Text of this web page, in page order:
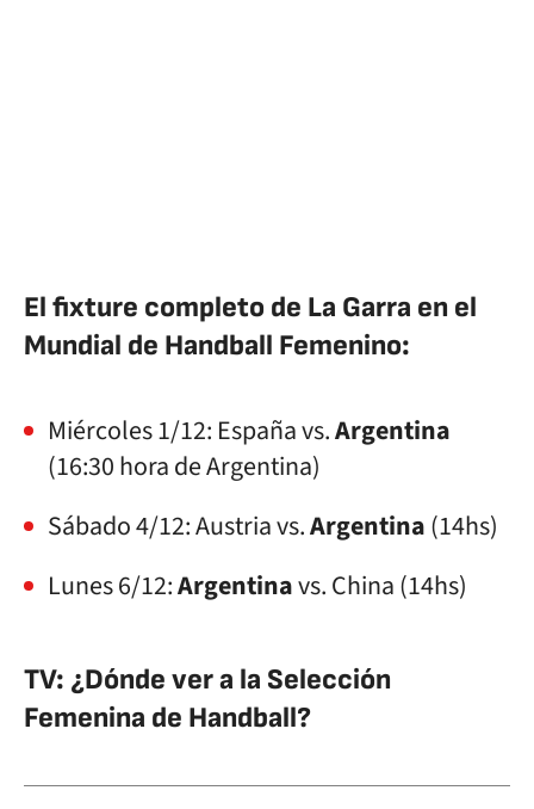
El fixture completo de La Garra en el
Mundial de Handball Femenino:
Miércoles 1/12: España vs.Argentina
(16:30 hora de Argentina)
Sábado 4/12: Austria vs.Argentina(14hs)
Lunes 6/12:Argentinavs. China (14hs)
TV: ¿Dónde ver a la Selección
Femenina de Handball?